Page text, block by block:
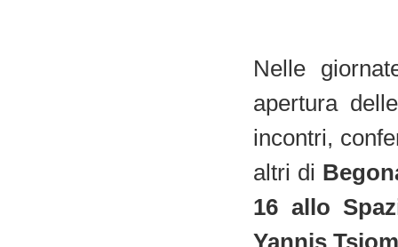
Nelle
apertura
incontri,
altri di
16 allo
Yannis